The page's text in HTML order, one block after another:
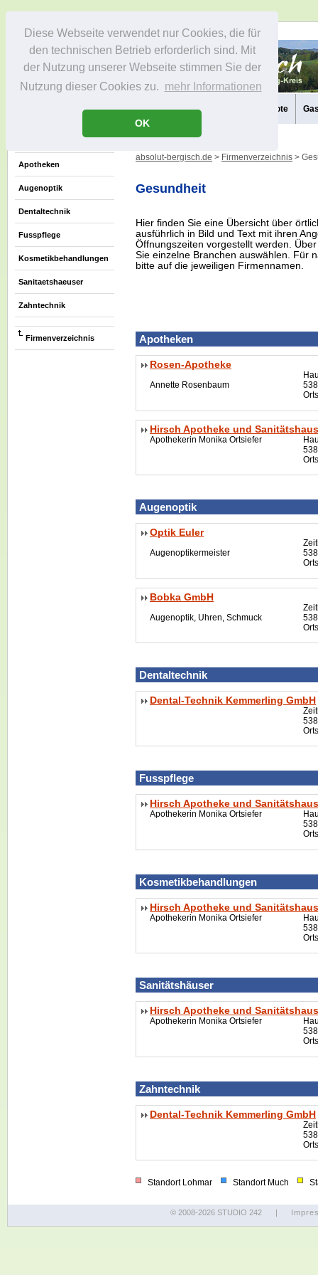
Diese Webseite verwendet nur Cookies, die für
den technischen Betrieb erforderlich sind. Mit
der Nutzung unserer Webseite stimmen Sie der
Nutzung dieser Cookies zu. mehr Informationen
OK
Die Region Infos Aktivitäten Freizeitangebote
Apotheken
Augenoptik
Dentaltechnik
Fusspflege
Kosmetikbehandlungen
Sanitaetshaeuser
Zahntechnik
Firmenverzeichnis
absolut-bergisch.de > Firmenverzeichnis >
Gesundheit
Hier finden Sie eine Übersicht über
ausführlich in Bild und Text mit ihren
Öffnungszeiten vorgestellt werden.
Sie einzelne Branchen auswählen. Für
bitte auf die jeweiligen Firmennamen.
Apotheken
Rosen-Apotheke
Annette Rosenbaum
Hirsch Apotheke und Sanitätshaus
Apothekerin Monika Ortsiefer
Augenoptik
Optik Euler
Augenoptikermeister
Bobka GmbH
Augenoptik, Uhren, Schmuck
Dentaltechnik
Dental-Technik Kemmerling GmbH
Fusspflege
Hirsch Apotheke und Sanitätshaus
Apothekerin Monika Ortsiefer
Kosmetikbehandlungen
Hirsch Apotheke und Sanitätshaus
Apothekerin Monika Ortsiefer
Sanitätshäuser
Hirsch Apotheke und Sanitätshaus
Apothekerin Monika Ortsiefer
Zahntechnik
Dental-Technik Kemmerling GmbH
Standort Lohmar Standort Much
© 2008-2026 STUDIO 242